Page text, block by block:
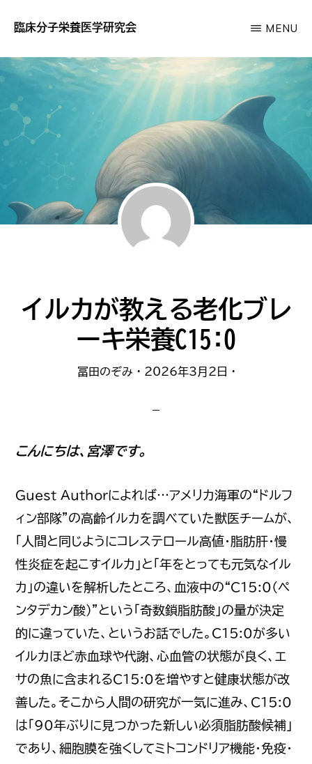
main
content
臨床分子栄養医学研究会
な
の
サ
が
MENU
イルカが教える老化ブレ
ーキ栄養C15:0
冨田のぞみ · 2026年3月2日 ·
こんにちは、宮澤です。
Guest Authorによれば…アメリカ海軍の“ドルフ
ィン部隊”の高齢イルカを調べていた獣医チームが、
「人間と同じようにコレステロール高値・脂肪肝・慢
性炎症を起こすイルカ」と「年をとっても元気なイル
カ」の違いを解析したところ、血液中の“C15:0（ペ
ンタデカン酸）”という「奇数鎖脂肪酸」の量が決定
的に違っていた、というお話でした。C15:0が多い
イルカほど赤血球や代謝、心血管の状態が良く、エ
サの魚に含まれるC15:0を増やすと健康状態が改
善した。そこから人間の研究が一気に進み、C15:0
は「90年ぶりに見つかった新しい必須脂肪酸候補」
であり、細胞膜を強くしてミトコンドリア機能・免疫・